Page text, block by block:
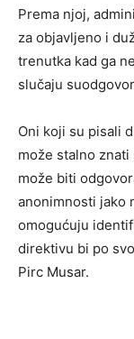
Prema njoj,
za objavljeno i
trenutka kad ga
slučaju
Oni koji su pisali
može stalno
može biti
anonimnosti jako
omogućuju
direktivu bi po
Pirc Musar.